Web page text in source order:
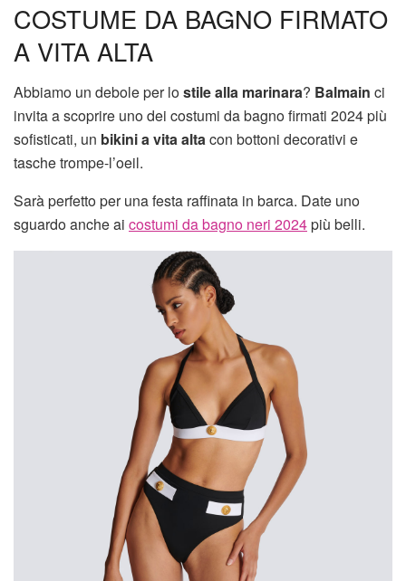
COSTUME DA BAGNO FIRMATO
A VITA ALTA
Abbiamo un debole per lostile alla marinara? Balmain ci
invita a scoprire uno dei costumi da bagno firmati 2024 più
sofisticati, un bikini a vita altacon bottoni decorativi e
tasche trompe-l’oeil.
Sarà perfetto per una festa raffinata in barca. Date uno
sguardo anche ai costumi da bagno neri 2024più belli.